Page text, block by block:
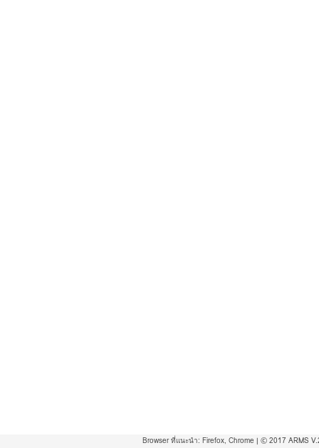
Browser ที่แนะนำ: Firefox, Chrome | © 2017 ARMS